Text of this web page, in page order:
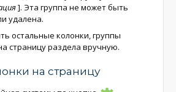
]. Эта группа не может быть
удалена.
остальные колонки, группы
страницу раздела вручную.
на страницу